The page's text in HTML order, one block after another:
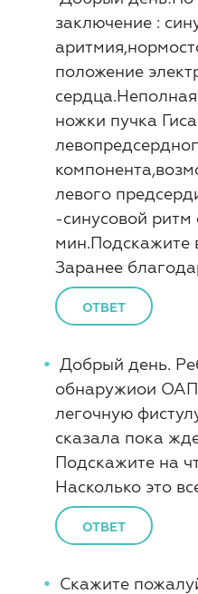
заключение :
положение
ножки пучка
левого
-синусовой
мин.Подскажите
Заранее
ОТВЕТ
Добрый день.
обнаружиои
легочную
сказала пока
Подскажите на
Насколько это
ОТВЕТ
Скажите